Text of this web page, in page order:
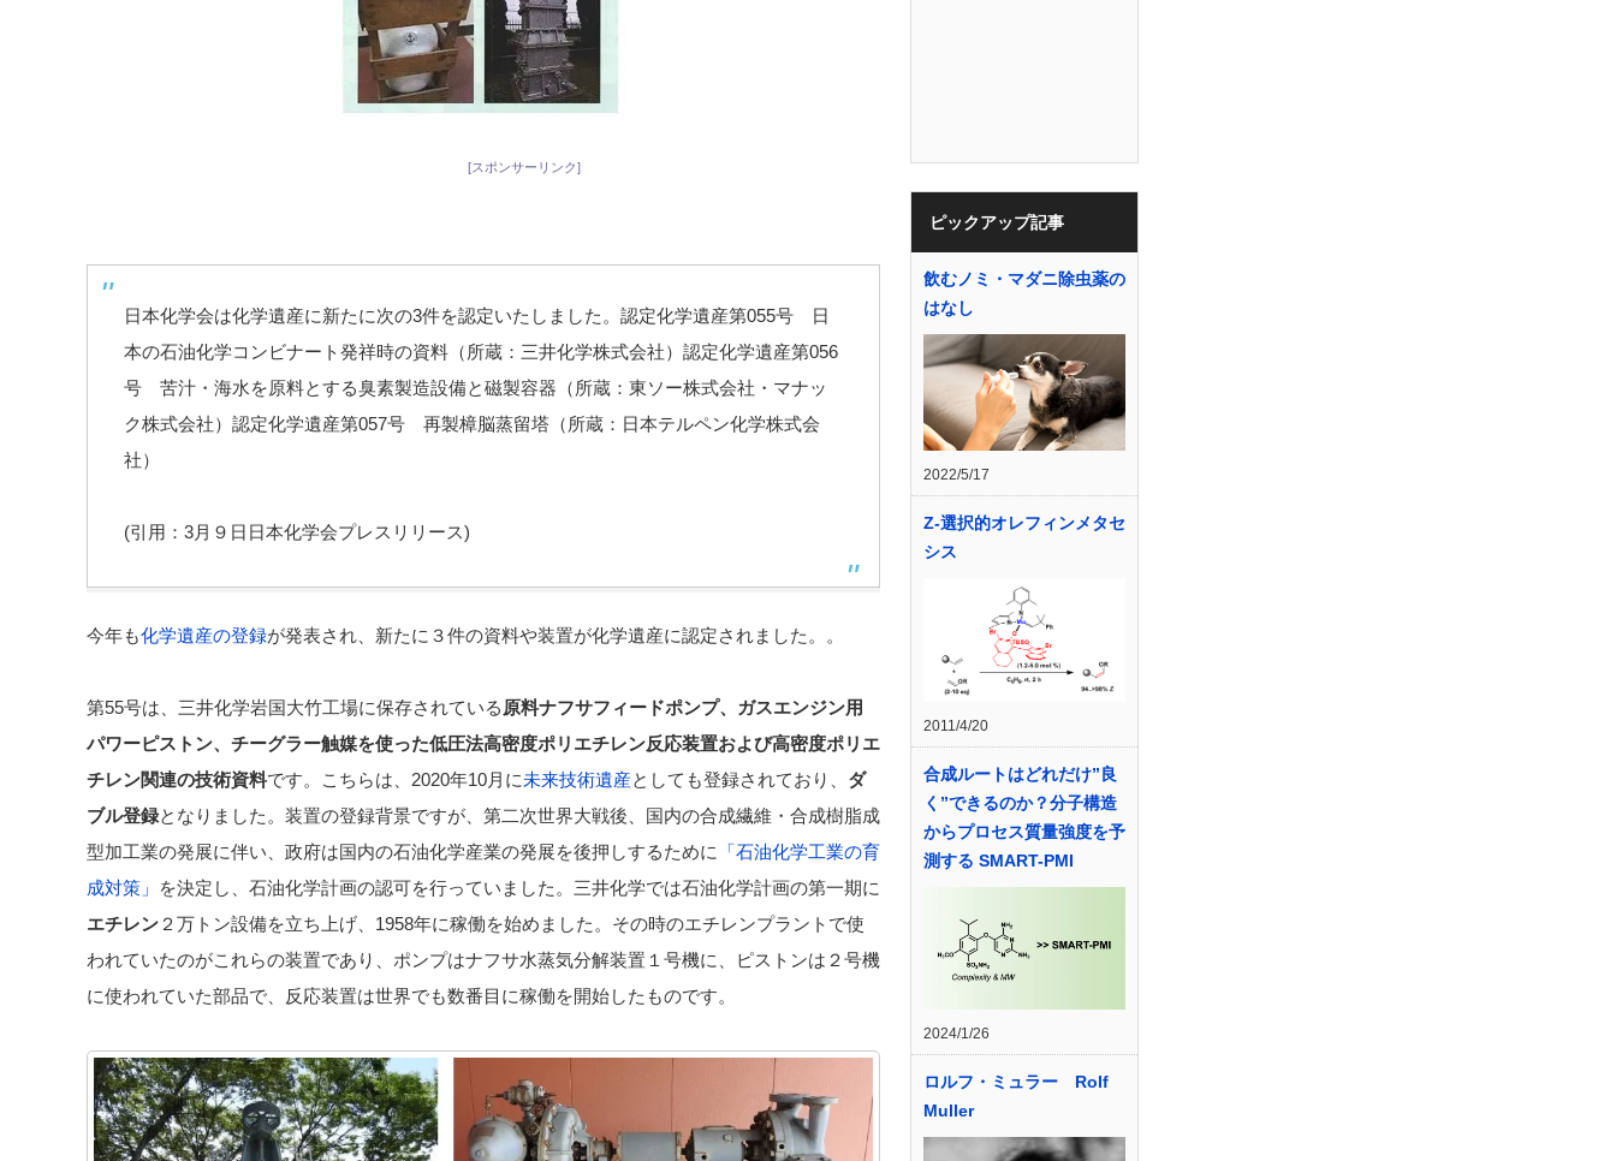
[スポンサーリンク]
日本化学会は化学遺産に新たに次の3件を認定いたしました。認定化学遺産第055号 日
本の石油化学コンビナート発祥時の資料（所蔵：三井化学株式会社）認定化学遺産第056
号 苦汁・海水を原料とする臭素製造設備と磁製容器（所蔵：東ソー株式会社・マナッ
ク株式会社）認定化学遺産第057号 再製樟脳蒸留塔（所蔵：日本テルペン化学株式会
社）
(引用：3月９日日本化学会プレスリリース)
今年も化学遺産の登録が発表され、新たに３件の資料や装置が化学遺産に認定されました。。
第55号は、三井化学岩国大竹工場に保存されている 原料ナフサフィードポンプ、ガスエンジン用
パワーピストン、チーグラー触媒を使った低圧法高密度ポリエチレン反応装置および高密度ポリエ
チレン関連の技術資料です。こちらは、2020年10月に未来技術遺産としても登録されており、 ダ
ブル登録となりました。装置の登録背景ですが、第二次世界大戦後、国内の合成繊維・合成樹脂成
型加工業の発展に伴い、政府は国内の石油化学産業の発展を後押しするために
「石油化学工業の育
成対策」
を決定し、石油化学計画の認可を行っていました。三井化学では石油化学計画の第一期に
エチレン ２万トン設備を立ち上げ、1958年に稼働を始めました。その時のエチレンプラントで使
われていたのがこれらの装置であり、ポンプはナフサ水蒸気分解装置１号機に、ピストンは２号機
に使われていた部品で、反応装置は世界でも数番目に稼働を開始したものです。
ピックアップ記事
飲むノミ・マダニ除虫薬の
はなし
2022/5/17
Z-選択的オレフィンメタセ
シス
2011/4/20
合成ルートはどれだけ”良
く”できるのか？分子構造
からプロセス質量強度を予
測する SMART-PMI
2024/1/26
ロルフ・ミュラー Rolf
Muller